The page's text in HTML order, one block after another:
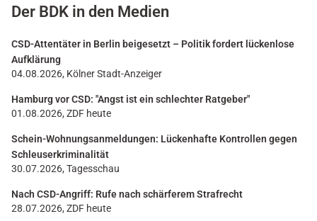
Der BDK in den Medien
CSD-Attentäter in Berlin beigesetzt – Politik fordert lückenlose
Aufklärung
04.08.2026, Kölner Stadt-Anzeiger
Hamburg vor CSD: "Angst ist ein schlechter Ratgeber"
01.08.2026, ZDF heute
Schein-Wohnungsanmeldungen: Lückenhafte Kontrollen gegen
Schleuserkriminalität
30.07.2026, Tagesschau
Nach CSD-Angriff: Rufe nach schärferem Strafrecht
28.07.2026, ZDF heute